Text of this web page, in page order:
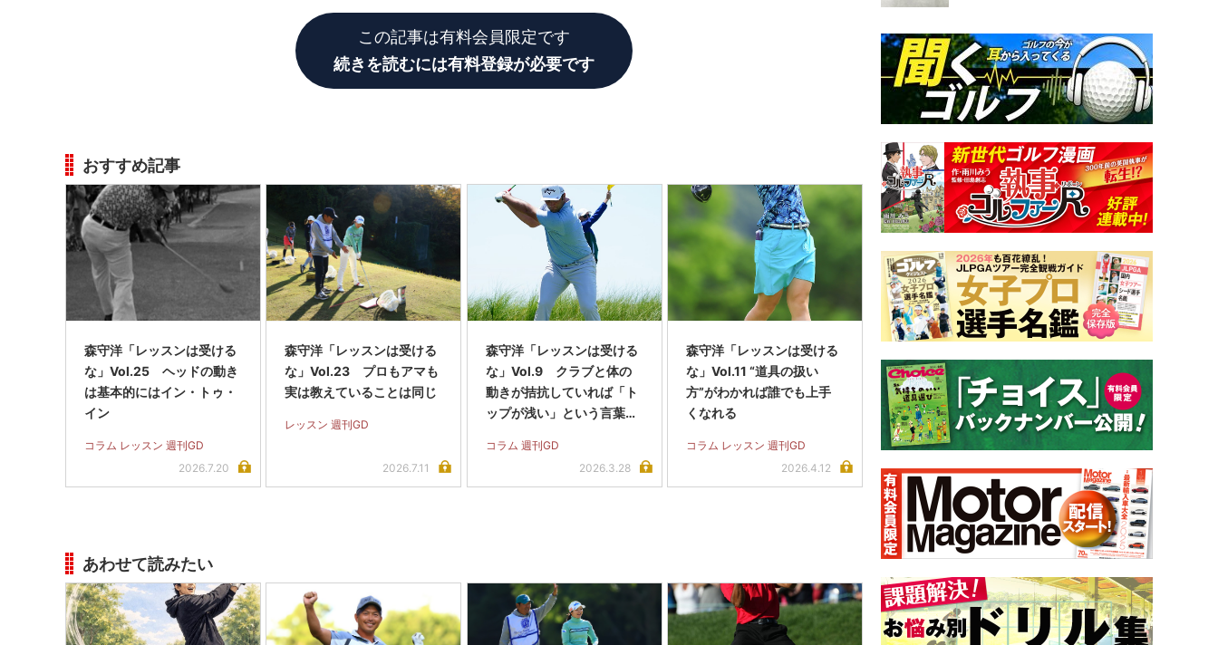
この記事は有料会員限定です
続きを読むには有料登録が必要です
おすすめ記事
森守洋「レッスンは受ける
な」Vol.25 ヘッドの動き
は基本的にはイン・トゥ・
イン
コラム レッスン 週刊GD
2026.7.20
森守洋「レッスンは受ける
な」Vol.23 プロもアマも
実は教えていることは同じ
レッスン 週刊GD
2026.7.11
森守洋「レッスンは受ける
な」Vol.9 クラブと体の
動きが拮抗していれば「ト
ップが浅い」という言葉は
コラム 週刊GD
2026.3.28
森守洋「レッスンは受ける
な」Vol.11 “道具の扱い
方”がわかれば誰でも上手
くなれる
コラム レッスン 週刊GD
2026.4.12
あわせて読みたい